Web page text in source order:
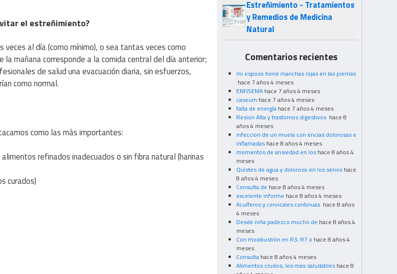
el estreñimiento?
al día (como mínimo), o sea tantas veces como
mañana corresponde a la comida central del día anterior;
de salud una evacuación diaria, sin esfuerzos,
como normal.
como las más importantes:
refinados inadecuados o sin fibra natural (harinas
curados)
Estreñimiento - Tratamientos
y Remedios de Medicina
Natural
Comentarios recientes
mi esposo tiene manchas rojas en las piernas
hace 7 años 4 meses
ENFISEMA hace 7 años 4 meses
caseum hace 7 años 4 meses
falta de energía hace 7 años 4 meses
Resion Alta y trastornos digestivos hace 8
años 4 meses
infeccion de un muela con encias dolorosas e
inflamadas hace 8 años 4 meses
momentos de ansiedad en los hace 8 años 4
meses
Quistes de agua y doloroso en los senos hace
8 años 4 meses
Consulta de hace 8 años 4 meses
excelente informe hace 8 años 4 meses
Acuíferos y cervicales continuas hace 8 años
4 meses
Desde niña padezco mucho de hace 8 años 4
meses
Con moxibustión en R3, R7 o hace 8 años 4
meses
Consulta hace 8 años 4 meses
Alimentos crudos, los mas saludables hace 8